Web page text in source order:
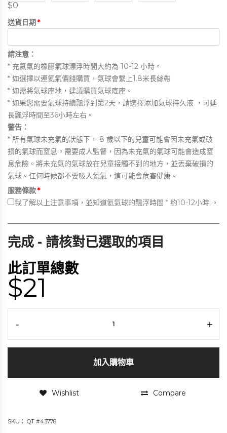
$0
送貨日期*
請注意：
* 充氦氣的橡膠氣球漂浮時間大約為 10-12 小時。
* 如選擇以連氦氣價錢購買，氣球會繫上1.8米長絲帶
* 如需將氣球座地，建議購買氣球底座。
* 如果您需要氣球持續飄浮到第2天，請選擇添加氣球持久液 ，可延
長飄浮時間至36小時左右。
警告：
* 所有氣球未充氣的狀態下， 8 歲以下的兒童可能會因未充氣或破
損的氣球而窒息。需要成人監督，因為未充氣的氣球可能會造成窒
息危險。將未充氣的氣球放在兒童接觸不到的地方，並丟棄破損的
氣球。任何時候都不要吸入氦氣，這可能會危害健康。
服務條款*
我了解以上注意事項，並知道氦氣球的飄浮時間 * 約10-12小時 。
完成 - 請核對已選取的項目
此訂單總數
$21
- +
加入購物車
Wishlist Compare
SKU： QT #43778